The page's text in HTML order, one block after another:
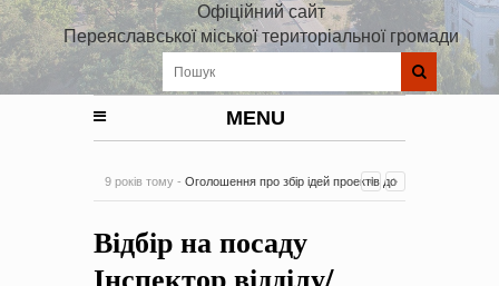
Офіційний сайт
Переяславської міської територіальної громади
MENU
9 років тому - Оголошення про збір ідей проектів до
на період 2018 – 2020 роки Оголошення про збір ідей
проектів
-0 Коментарів
Відбір на посаду